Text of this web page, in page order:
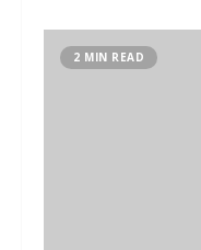
2 MIN READ